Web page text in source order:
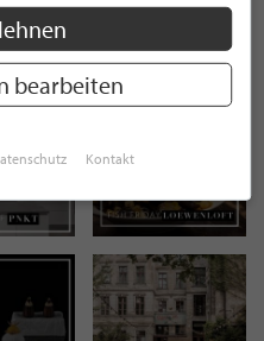
AUF
bearbeiten
Kontakt